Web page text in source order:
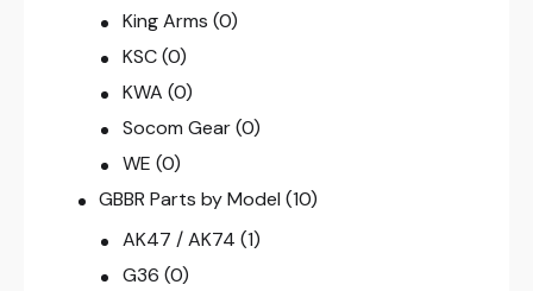
King Arms (0)
KSC (0)
KWA (0)
Socom Gear (0)
WE (0)
GBBR Parts by Model (10)
AK47 / AK74 (1)
G36 (0)